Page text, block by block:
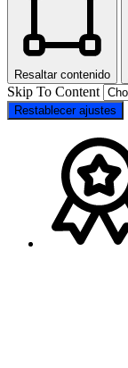
Resaltar contenido
Skip To Content
Restablecer ajustes